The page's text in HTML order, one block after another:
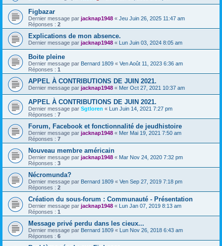
Figbazar
Dernier message par jacknap1948 « Jeu Juin 26, 2025 11:47 am
Réponses : 2
Explications de mon absence.
Dernier message par jacknap1948 « Lun Juin 03, 2024 8:05 am
Boite pleine
Dernier message par Bernard 1809 « Ven Août 11, 2023 6:36 am
Réponses : 1
APPEL À CONTRIBUTIONS DE JUIN 2021.
Dernier message par jacknap1948 « Mer Oct 27, 2021 10:37 am
APPEL À CONTRIBUTIONS DE JUIN 2021.
Dernier message par Sgtloren « Lun Juin 14, 2021 7:27 pm
Réponses : 7
Forum, Facebook et fonctionnalité de jeudhistoire
Dernier message par jacknap1948 « Mer Mai 19, 2021 7:50 am
Réponses : 7
Nouveau membre américain
Dernier message par jacknap1948 « Mar Nov 24, 2020 7:32 pm
Réponses : 3
Nécromunda?
Dernier message par Bernard 1809 « Ven Sep 27, 2019 7:18 pm
Réponses : 2
Création du sous-forum : Communauté - Présentation
Dernier message par jacknap1948 « Lun Jan 07, 2019 8:13 am
Réponses : 1
Message privé perdu dans les cieux...
Dernier message par Bernard 1809 « Lun Nov 26, 2018 6:43 am
Réponses : 6